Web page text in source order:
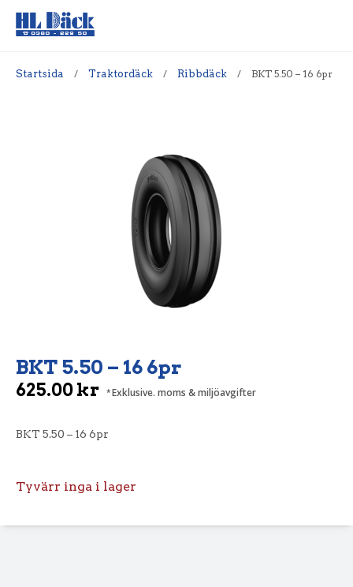
Startsida / Traktordäck / Ribbdäck / BKT 5.50 – 16 6pr
BKT 5.50 – 16 6pr
625.00kr Exklusive. moms & miljöavgifter
BKT 5.50 – 16 6pr
Tyvärr inga i lager